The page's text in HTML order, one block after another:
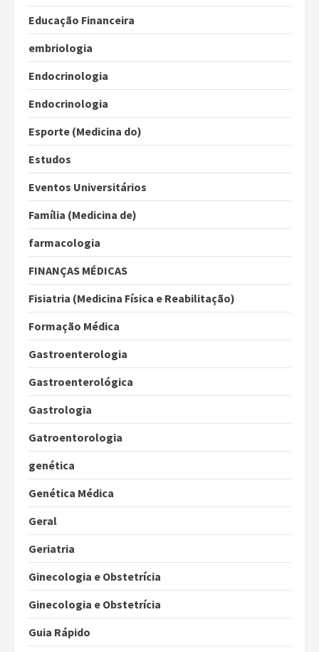
Educação Financeira
embriologia
Endocrinologia
Endocrinologia
Esporte (Medicina do)
Estudos
Eventos Universitários
Família (Medicina de)
farmacologia
FINANÇAS MÉDICAS
Fisiatria (Medicina Física e Reabilitação)
Formação Médica
Gastroenterologia
Gastroenterológica
Gastrologia
Gatroentorologia
genética
Genética Médica
Geral
Geriatria
Ginecologia e Obstetrícia
Ginecologia e Obstetrícia
Guia Rápido